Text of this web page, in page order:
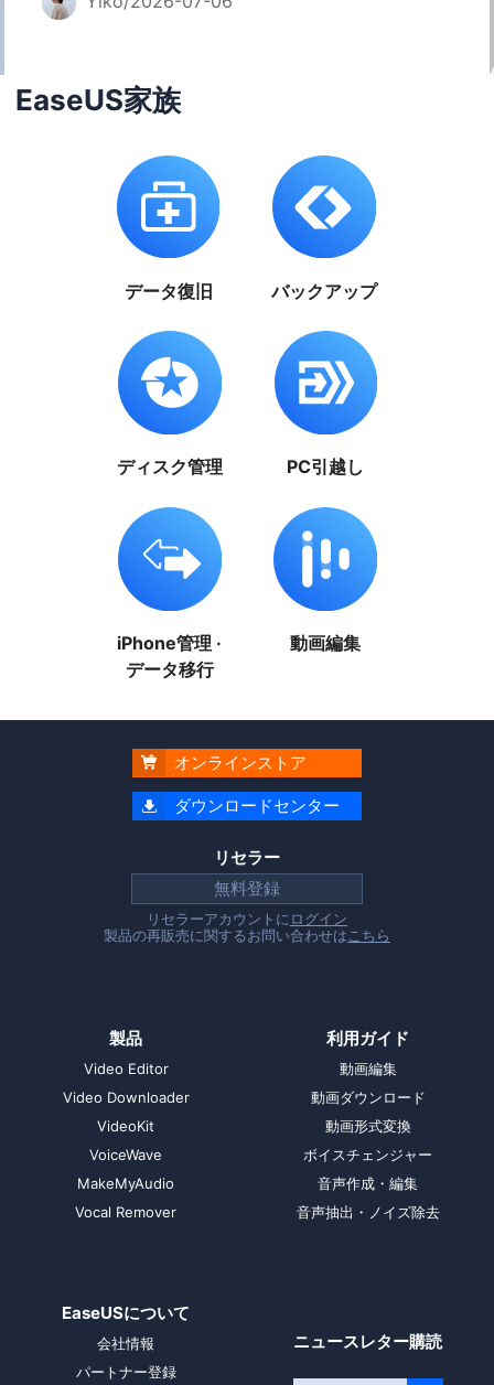
EaseUS家族
データ復旧 バックアップ
ディスク管理 PC引越し
iPhone管理 ·
データ移行
動画編集
 オンラインストア
 ダウンロードセンター
リセラー
無料登録
リセラーアカウントにログイン
製品の再販売に関するお問い合わせはこちら
製品
Video Editor
Video Downloader
VideoKit
VoiceWave
MakeMyAudio
Vocal Remover
利用ガイド
動画編集
動画ダウンロード
動画形式変換
ボイスチェンジャー
音声作成・編集
音声抽出・ノイズ除去
EaseUSについて
会社情報
パートナー登録
ニュースレター購読